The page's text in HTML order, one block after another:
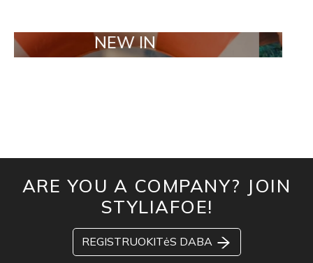
NEW IN TAILOR
ARE YOU A COMPANY? JOIN
STYLIAFOE!
REGISTRUOKITėS DABA